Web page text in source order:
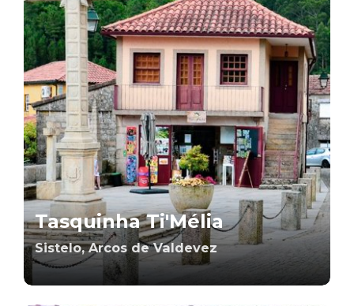
Tasquinha Ti'Mélia
Sistelo, Arcos de Valdevez